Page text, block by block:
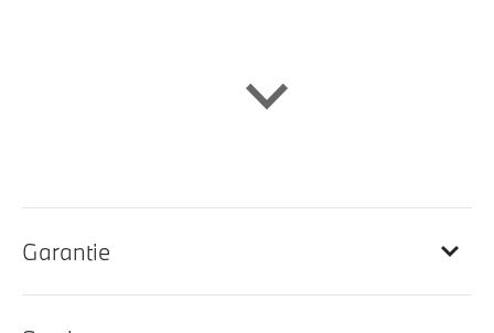
Stoel ventilatie voor
M Multifunctionele voorstoelen
Garantie